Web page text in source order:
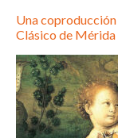
Una
Clásico de